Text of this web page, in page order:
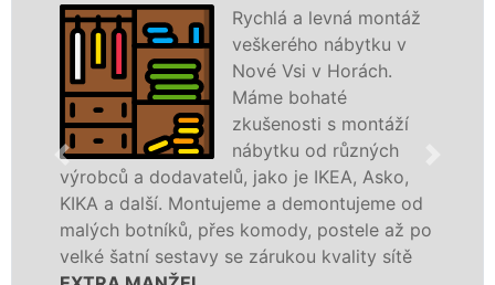
Rychlá a levná montáž
veškerého nábytku v
Nové Vsi v Horách.
Máme bohaté
zkušenosti s montáží
nábytku od různých
jako je IKEA, Asko,
Montujeme a demontujeme od
přes komody, postele až po
sestavy se zárukou kvality sítě
různých
Ikei či
Nobilie,
tuto kuchyň